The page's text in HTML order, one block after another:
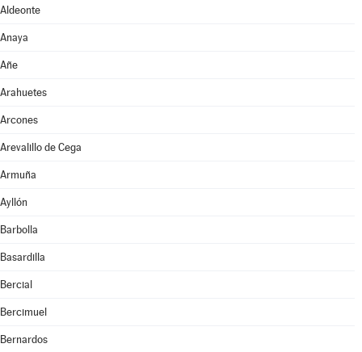
Aldeonte
Anaya
Añe
Arahuetes
Arcones
Arevalillo de Cega
Armuña
Ayllón
Barbolla
Basardilla
Bercial
Bercimuel
Bernardos